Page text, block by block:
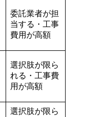
委託業者が担
当する・工事
費用が高額
選択肢が限ら
れる・工事費
用が高額
選択肢が限ら